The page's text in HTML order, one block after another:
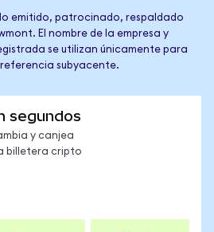
emitido, patrocinado, respaldado
El nombre de la empresa y
se utilizan únicamente para
subyacente.
segundos
y canjea
billetera cripto